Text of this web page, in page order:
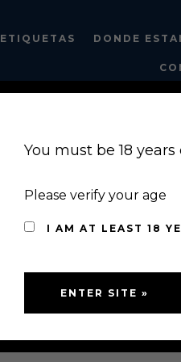
ETIQUETAS DONDE
You must be 18
Please verify your age
I AM AT LEAST 18